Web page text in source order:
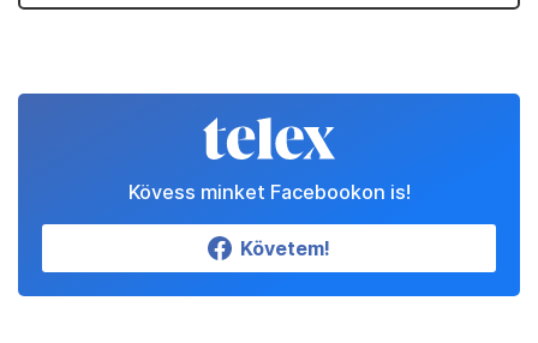
Kövess minket Facebookon is!
Követem!